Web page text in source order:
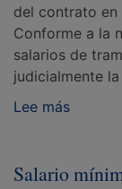
del contrato en
Conforme a la
salarios de
judicialmente
Lee más
Salario